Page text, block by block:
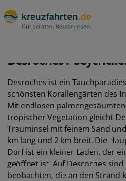
Desroches /
Desroches ist ein
schönsten Korallengärten des
Mit endlosen
tropischer Vegetation gleicht
Trauminsel mit feinem Sand
km lang und 2 km breit. Die
Dorf ist ein kleiner Laden, der
geöffnet ist. Auf Desroches
beobachten, die an den Strand